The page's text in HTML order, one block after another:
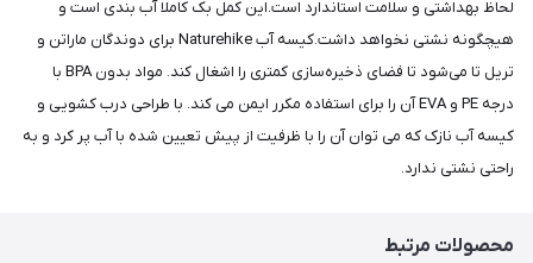
لحاظ بهداشتی و سلامت استاندارد است.این کمل بک کاملا آب بندی است و
هیچگونه نشتی نخواهد داشت.کیسه آب Naturehike برای دوندگان ماراتن و
تریل تا می‌شود تا فضای ذخیره‌سازی کمتری را اشغال کند. مواد بدون BPA با
درجه PE و EVA آن را برای استفاده مکرر ایمن می کند. با طراحی درب کشویی و
کیسه آب نازک که می توان آن را با ظرفیت از پیش تعیین شده با آب پر کرد و به
راحتی نشتی ندارد.
محصولات مرتبط